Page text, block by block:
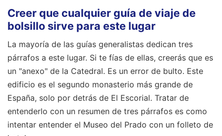
Creer que cualquier guía de viaje de
bolsillo sirve para este lugar
La mayoría de las guías generalistas dedican tres
párrafos a este lugar. Si te fías de ellas, creerás que es
un "anexo" de la Catedral. Es un error de bulto. Este
edificio es el segundo monasterio más grande de
España, solo por detrás de El Escorial. Tratar de
entenderlo con un resumen de tres párrafos es como
intentar entender el Museo del Prado con un folleto de